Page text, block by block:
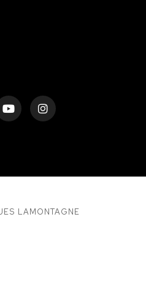
LAMONTAGNE